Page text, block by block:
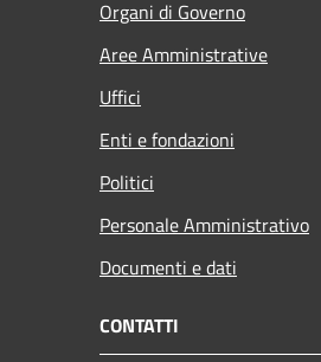
Organi di Governo
Aree Amministrative
Uffici
Enti e fondazioni
Politici
Personale Amministrativo
Documenti e dati
CONTATTI